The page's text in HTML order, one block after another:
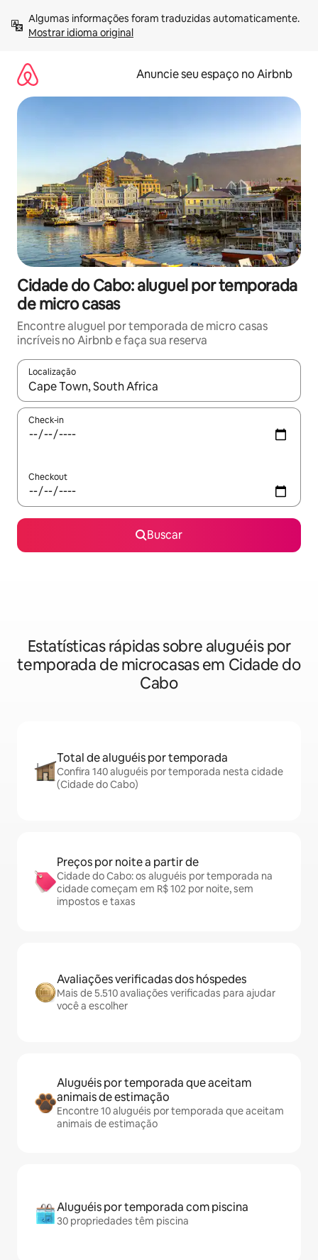
para
Mostrar idioma original
Anuncie seu espaço no Airbnb
Cidade do Cabo: aluguel por temporada
de micro casas
Encontre aluguel por temporada de micro casas
incríveis no Airbnb e faça sua reserva
Localização
Quando os resultados estiverem disponíveis, explore-os
Check-in
Checkout
Buscar
Estatísticas rápidas sobre aluguéis por
temporada de microcasas em Cidade do
Cabo
Total de aluguéis por temporada
Confira 140 aluguéis por temporada nesta cidade
(Cidade do Cabo)
Preços por noite a partir de
Cidade do Cabo: os aluguéis por temporada na
cidade começam em R$ 102 por noite, sem
impostos e taxas
Avaliações verificadas dos hóspedes
Mais de 5.510 avaliações verificadas para ajudar
você a escolher
Aluguéis por temporada que aceitam
animais de estimação
Encontre 10 aluguéis por temporada que aceitam
animais de estimação
Aluguéis por temporada com piscina
30 propriedades têm piscina